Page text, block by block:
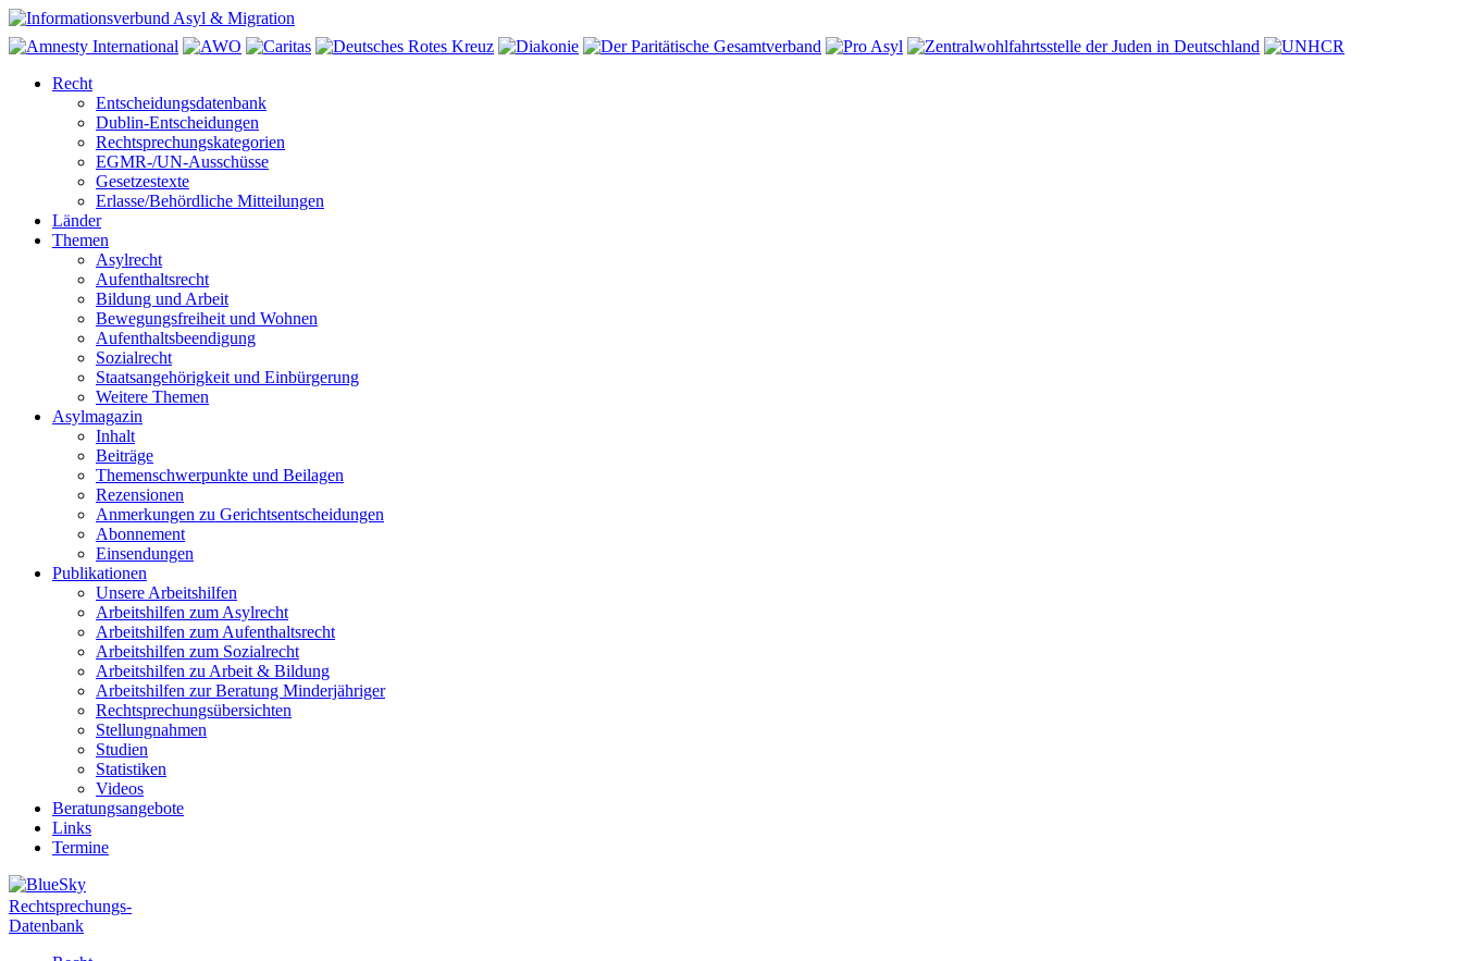
Recht
Entscheidungsdatenbank
Dublin-Entscheidungen
Rechtsprechungskategorien
EGMR-/UN-Ausschüsse
Gesetzestexte
Erlasse/Behördliche Mitteilungen
Länder
Themen
Asylrecht
Aufenthaltsrecht
Bildung und Arbeit
Bewegungsfreiheit und Wohnen
Aufenthaltsbeendigung
Sozialrecht
Staatsangehörigkeit und Einbürgerung
Weitere Themen
Asylmagazin
Inhalt
Beiträge
Themenschwerpunkte und Beilagen
Rezensionen
Anmerkungen zu Gerichtsentscheidungen
Abonnement
Einsendungen
Publikationen
Unsere Arbeitshilfen
Arbeitshilfen zum Asylrecht
Arbeitshilfen zum Aufenthaltsrecht
Arbeitshilfen zum Sozialrecht
Arbeitshilfen zu Arbeit & Bildung
Arbeitshilfen zur Beratung Minderjähriger
Rechtsprechungsübersichten
Stellungnahmen
Studien
Statistiken
Videos
Beratungsangebote
Links
Termine
Rechtsprechungs-
Datenbank